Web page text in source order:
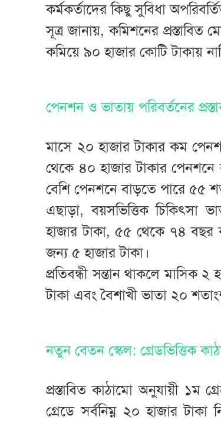
কর্মকর্তাদের কিছু সুবিধা
সূত্র জানায়, কমিশনের প্রস্তাবিত
কমিয়ে ৯০ হাজার কোটি টাকায়
পেনশন ও ভাতায় পরিবর্তনের
মাসে ২০ হাজার টাকার কম
থেকে ৪০ হাজার টাকার
বেশি পেনশনে বাড়তে পারে ৫৫
এছাড়া, বয়সভিত্তিক চিকিৎসা
হাজার টাকা, ৫৫ থেকে ৭৪
জন্য ৫ হাজার টাকা।
প্রতিবন্ধী সন্তান থাকলে মাসিক
টাকা এবং বৈশাখী ভাতা ২০
নতুন বেতন স্কেল: গ্রেডভিত্তিক
প্রস্তাবিত কাঠামো অনুযায়ী ১ম
গ্রেডে সর্বনিম্ন ২০ হাজার